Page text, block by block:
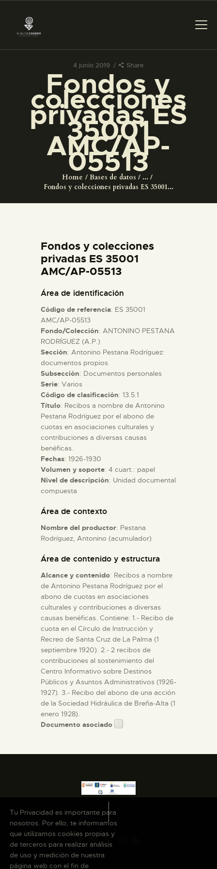
4 junio 2019 Share
Fondos y
colecciones
privadas ES
35001
AMC/AP-
05513
Home Bases de datos
...
Fondos y colecciones privadas ES 35001...
PREPARAR LA VISITA
ACTIVIDADES
█
EL MUSEO
ESPAÑOL
ACTIVIDADES
█
EL MUSEO
COLECCIONES
DIDÁCTICA
ESPAÑOL
Fondos y colecciones
privadas ES 35001
AMC/AP-05513
Área de identificación
Código de referencia: ES 35001
AMC/AP-05513
Fondo/Colección: ANTONINO PESTANA
RODRÍGUEZ (A.P.)
Sección: Antonino Pestana Rodríguez:
documentos propios
Subsección: Documentos personales
Serie: Varios
Código de clasificación: 13.5.1
Título: Recibos a nombre de Antonino
Pestana Rodríguez por el abono de
cuotas en asociaciones culturales y
contribuciones a diversas causas
benéficas.
Fechas: 1926-1930
Volumen y soporte: 4 cuart.: papel
Nivel de descripción: Unidad documental
compuesta
Área de contexto
Nombre del productor: Pestana
Rodríguez, Antonino (acumulador)
Área de contenido y estructura
Alcance y contenido: Recibos a nombre
de Antonino Pestana Rodríguez por el
abono de cuotas en asociaciones
culturales y contribuciones a diversas
causas benéficas. Contiene: 1.- Recibo de
cuota en el Círculo de Instrucción y
Recreo de Santa Cruz de La Palma (1
septiembre 1920). 2.- 2 recibos de
contribuciones al sostenimiento del
Centro Informativo sobre Destinos
Públicos y Asuntos Administrativos (1926-
1927). 3.- Recibo del abono de una acción
de la Sociedad Hidráulica de Breña-Alta (1
enero 1928).
Documento asociado
Tu Privacidad es importante para
nosotros. Por ello, te informamos
que utilizamos cookies propias y
de terceros para realizar análisis
de uso y medición de nuestra
página web con el fin de